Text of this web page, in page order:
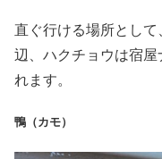
直ぐ行ける場所とし
辺、ハクチョウは宿
れます。
鴨（カモ）